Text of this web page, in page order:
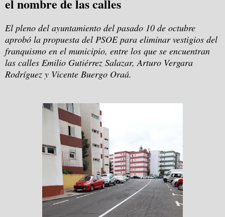
el nombre de las calles
El pleno del ayuntamiento del pasado 10 de octubre
aprobó la propuesta del PSOE para eliminar vestigios del
franquismo en el municipio, entre los que se encuentran
las calles Emilio Gutiérrez Salazar, Arturo Vergara
Rodríguez y Vicente Buergo Oraá.